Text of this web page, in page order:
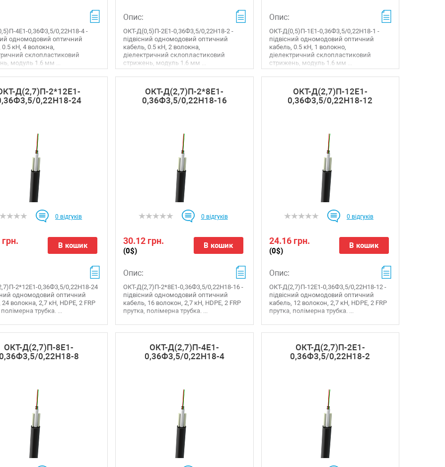
4Е1-0,36Ф3,5/0,22Н18-4 -
одномодовий оптичний
0.5 кН, 4 волокна,
склопластиковий
модуль 1.6 мм ...
Опис:
ОКТ-Д(0,5)П-2Е1-0,36Ф3,5/0,22Н18-2 -
підвісний одномодовий оптичний
кабель, 0.5 кН, 2 волокна,
діелектричний склопластиковий
стрижень, модуль 1.6 мм ...
Опис:
ОКТ-Д(0,5)П-1Е1-0,36Ф3,5/0,22Н18-1 -
підвісний одномодовий оптичний
кабель, 0.5 кН, 1 волокно,
діелектричний склопластиковий
стрижень, модуль 1.6 мм ...
Д(2,7)П-2*12Е1-
0,22Н18-24
0 відгуків
В кошик
2*12Е1-0,36Ф3,5/0,22Н18-24
одномодовий оптичний
24 волокна, 2,7 кН, HDPE, 2 FRP
трубка. ...
ОКТ-Д(2,7)П-2*8Е1-
0,36Ф3,5/0,22Н18-16
0 відгуків
30.12 грн.
(0$)
В кошик
Опис:
ОКТ-Д(2,7)П-2*8Е1-0,36Ф3,5/0,22Н18-16 -
підвісний одномодовий оптичний
кабель, 16 волокон, 2,7 кН, HDPE, 2 FRP
прутка, полімерна трубка. ...
ОКТ-Д(2,7)П-12Е1-
0,36Ф3,5/0,22Н18-12
0 відгуків
24.16 грн.
(0$)
В кошик
Опис:
ОКТ-Д(2,7)П-12Е1-0,36Ф3,5/0,22Н18-12 -
підвісний одномодовий оптичний
кабель, 12 волокон, 2,7 кН, HDPE, 2 FRP
прутка, полімерна трубка. ...
ОКТ-Д(2,7)П-8Е1-
0,22Н18-8
ОКТ-Д(2,7)П-4Е1-
0,36Ф3,5/0,22Н18-4
ОКТ-Д(2,7)П-2Е1-
0,36Ф3,5/0,22Н18-2